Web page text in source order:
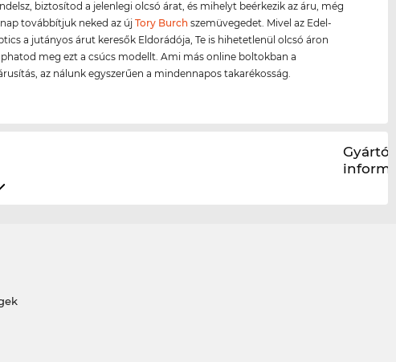
biztosítod a jelenlegi olcsó árat, és mihelyt beérkezik az áru, még
továbbítjuk neked az újTory Burch szemüvegedet. Mivel az Edel-
a jutányos árut keresők Eldorádója, Te is hihetetlenül olcsó áron
meg ezt a csúcs modellt. Ami más online boltokban a
az nálunk egyszerűen a mindennapos takarékosság.
Gyártói